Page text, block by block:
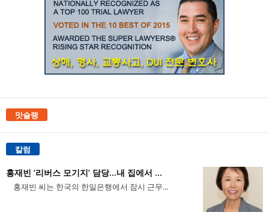
맛슐랭
칼럼
홍재빈 ‘리버스 모기지’ 담당...내 집에서 ...
홍재빈 씨는 한국의 한일은행에서 잠시 근무...